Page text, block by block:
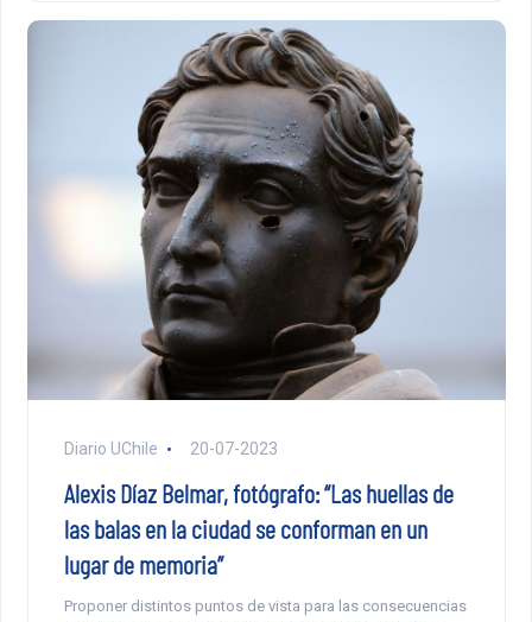
Diario UChile 20-07-2023
Alexis Díaz Belmar, fotógrafo: “Las huellas de
las balas en la ciudad se conforman en un
lugar de memoria”
Proponer distintos puntos de vista para las consecuencias